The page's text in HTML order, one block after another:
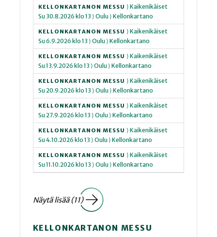
KELLONKARTANON MESSU ⟩ Kaikenikäiset
Su 30.8.2026 klo 13 ⟩ Oulu⟩ Kellonkartano
KELLONKARTANON MESSU ⟩ Kaikenikäiset
Su6.9.2026 klo 13 ⟩ Oulu⟩ Kellonkartano
KELLONKARTANON MESSU ⟩ Kaikenikäiset
Su13.9.2026 klo 13 ⟩ Oulu⟩ Kellonkartano
KELLONKARTANON MESSU ⟩ Kaikenikäiset
Su20.9.2026 klo 13 ⟩ Oulu⟩ Kellonkartano
KELLONKARTANON MESSU ⟩ Kaikenikäiset
Su27.9.2026 klo 13 ⟩ Oulu⟩ Kellonkartano
KELLONKARTANON MESSU ⟩ Kaikenikäiset
Su4.10.2026 klo 13 ⟩ Oulu⟩ Kellonkartano
KELLONKARTANON MESSU ⟩ Kaikenikäiset
Su11.10.2026 klo 13 ⟩ Oulu⟩ Kellonkartano
Näytä lisää (11)
KELLONKARTANON MESSU